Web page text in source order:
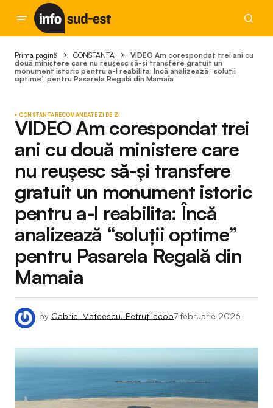
Prima pagină CONSTANTA
VIDEO Am corespondat trei ani cu
două ministere care nu reușesc să-și transfere gratuit un
monument istoric pentru a-l reabilita: Încă analizează “soluții
optime” pentru Pasarela Regală din Mamaia
CONSTANTARECOMANDATEZI DE ZI
VIDEO Am corespondat trei
ani cu două ministere care
nu reușesc să-și transfere
gratuit un monument istoric
pentru a-l reabilita: Încă
analizează “soluții optime”
pentru Pasarela Regală din
Mamaia
by Gabriel Mateescu, Petruț Iacob7 februarie 2026